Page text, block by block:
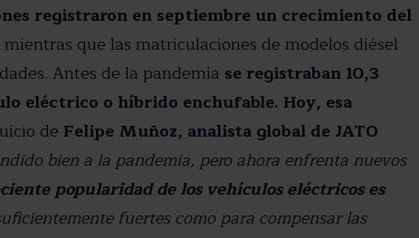
registraron en septiembre un crecimiento del
que las matriculaciones de modelos diésel
Antes de la pandemia se registraban 10,3
eléctrico o híbrido enchufable. Hoy, esa
deFelipe Muñoz, analista global de JATO
bien a la pandemia, pero ahora enfrenta nuevos
popularidad de los vehículos eléctricos es
fuertes como para compensar las